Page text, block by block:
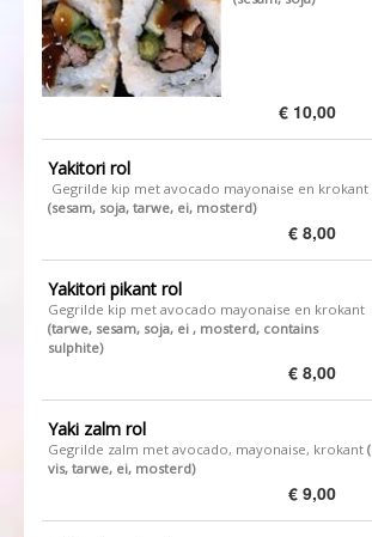
€ 10,00
Yakitori rol
Gegrilde kip met avocado mayonaise en krokant
(sesam, soja, tarwe, ei, mosterd)
€ 8,00
Yakitori pikant rol
Gegrilde kip met avocado mayonaise en krokant
(tarwe, sesam, soja, ei , mosterd, contains
sulphite)
€ 8,00
Yaki zalm rol
Gegrilde zalm met avocado, mayonaise, krokant ​​(
vis, tarwe, ei, mosterd)
€ 9,00